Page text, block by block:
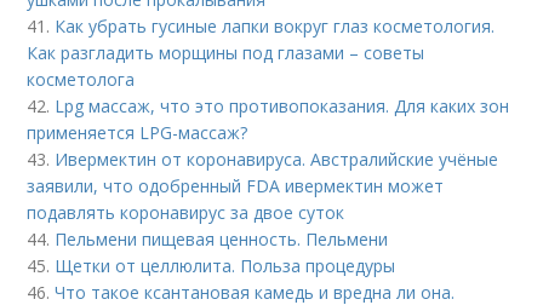
41. Как убрать гусиные лапки вокруг глаз косметология.
Как разгладить морщины под глазами – советы
косметолога
42. Lpg массаж, что это противопоказания. Для каких зон
применяется LPG-массаж?
43. Ивермектин от коронавируса. Австралийские учёные
заявили, что одобренный FDA ивермектин может
подавлять коронавирус за двое суток
44. Пельмени пищевая ценность. Пельмени
45. Щетки от целлюлита. Польза процедуры
46.Что такое ксантановая камедь и вредна ли она.